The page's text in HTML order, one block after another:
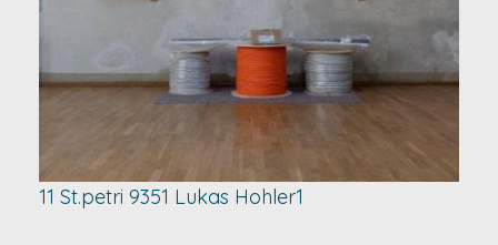
11 St.petri 9351 Lukas Hohler1